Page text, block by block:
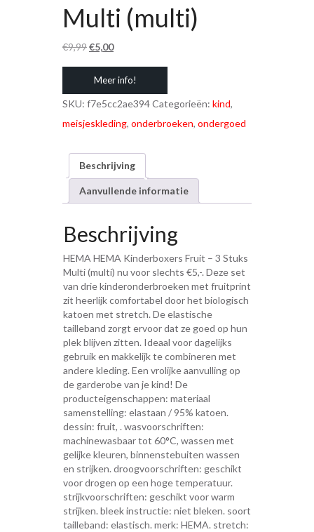
Multi (multi)
€9,99Oorspronkelijke
prijs
was:
€9,99.
€5,00Huidige
prijs
is:
€5,00.
Meer info!
SKU: f7e5cc2ae394Categorieën: kind,
meisjeskleding, onderbroeken, ondergoed
Beschrijving
Aanvullende informatie
Beschrijving
HEMA HEMA Kinderboxers Fruit – 3 Stuks
Multi (multi) nu voor slechts €5,-. Deze set
van drie kinderonderbroeken met fruitprint
zit heerlijk comfortabel door het biologisch
katoen met stretch. De elastische
tailleband zorgt ervoor dat ze goed op hun
plek blijven zitten. Ideaal voor dagelijks
gebruik en makkelijk te combineren met
andere kleding. Een vrolijke aanvulling op
de garderobe van je kind! De
producteigenschappen: materiaal
samenstelling: elastaan / 95% katoen.
dessin: fruit, . wasvoorschriften:
machinewasbaar tot 60°C, wassen met
gelijke kleuren, binnenstebuiten wassen
en strijken. droogvoorschriften: geschikt
voor drogen op een hoge temperatuur.
strijkvoorschriften: geschikt voor warm
strijken. bleek instructie: niet bleken. soort
tailleband: elastisch. merk: HEMA. stretch: